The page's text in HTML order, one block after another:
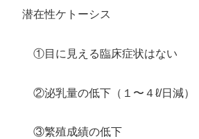
潜在性ケトーシス
①目に見える臨床症状はない
②泌乳量の低下（１〜４ℓ/日減）
③繁殖成績の低下